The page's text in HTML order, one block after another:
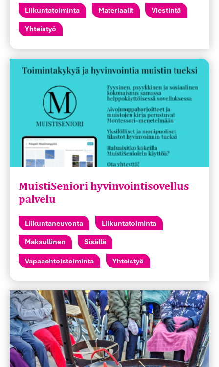
Liikuntatoiminta Materiaalit Viestintä
Yhteistyö
MuistiSeniori hyvinvointisovellus
palvelu
Liikuntaneuvonta Liikuntatoiminta
Maksullinen Sisällä
Vapaaehtoistoiminta Yhteistyö